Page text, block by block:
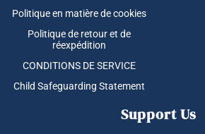
Politique en matière de cookies
Politique de retour et de
réexpédition
CONDITIONS DE SERVICE
Child Safeguarding Statement
Support Us